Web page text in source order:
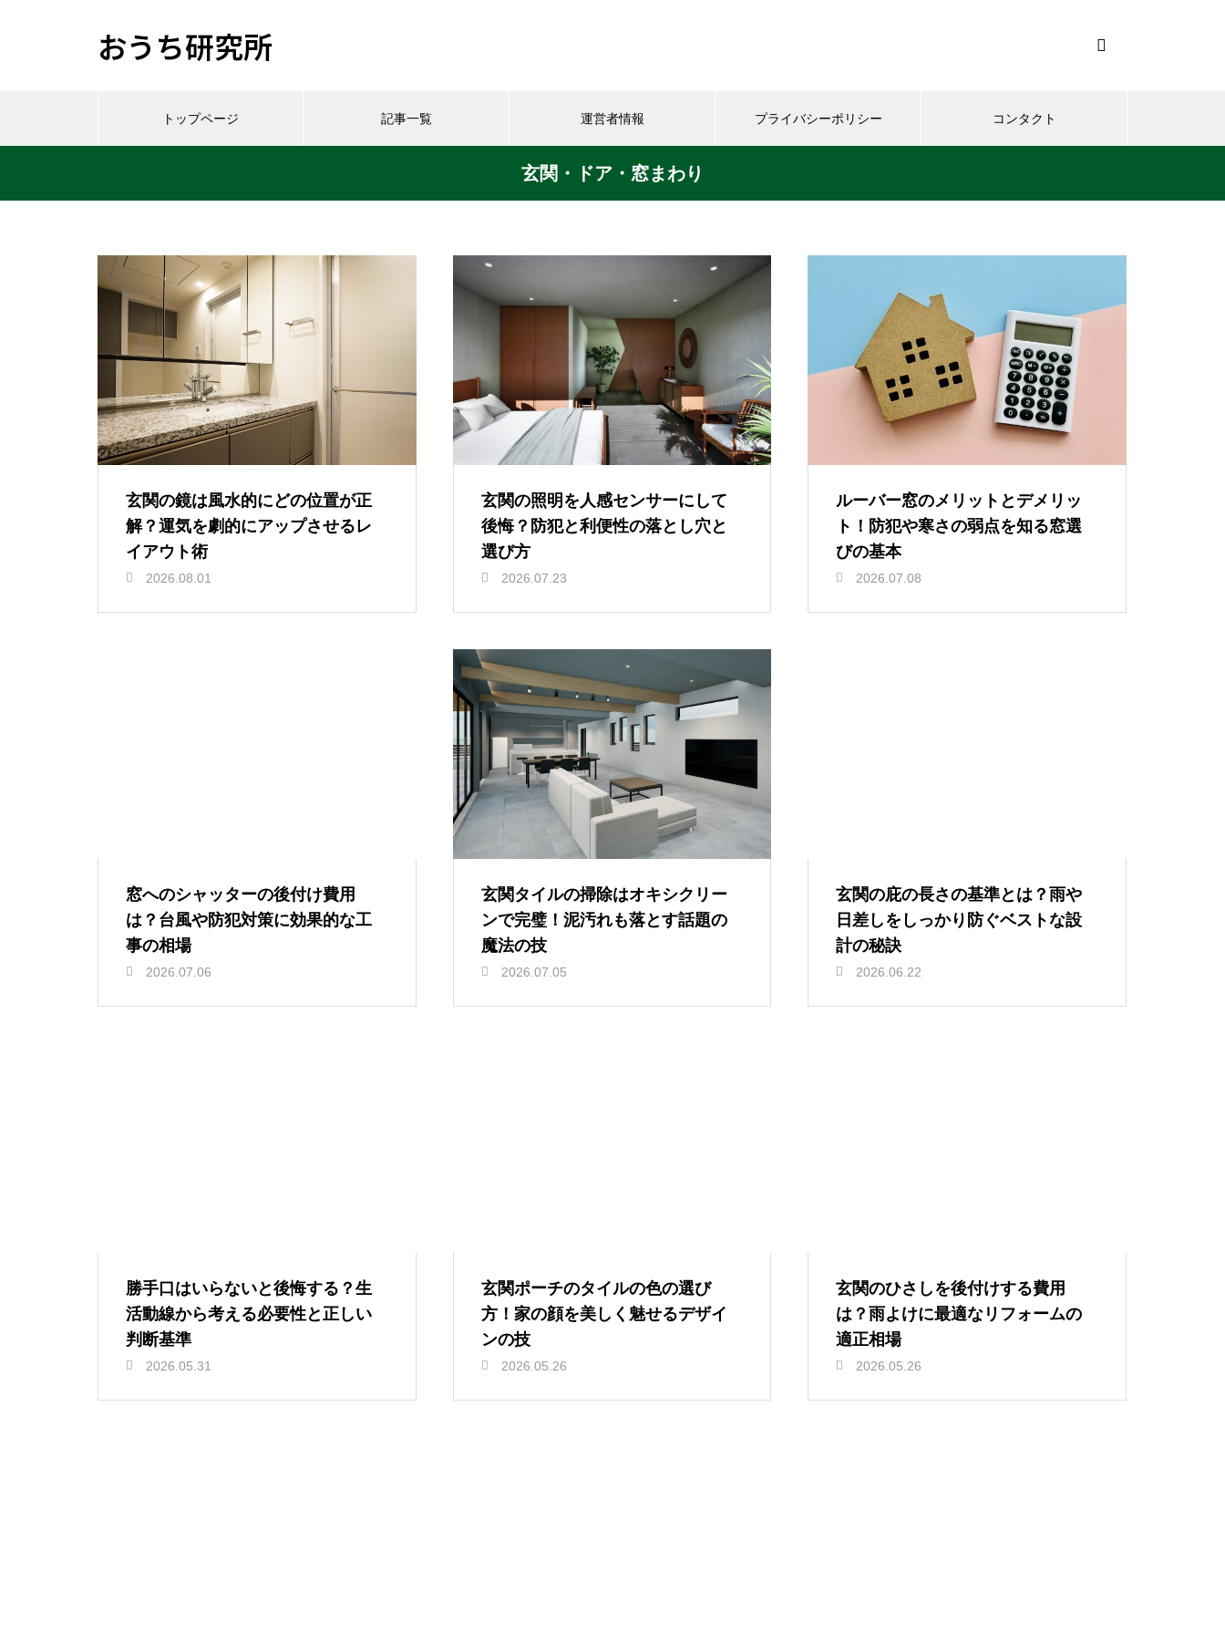
おうち研究所
トップページ 記事一覧 運営者情報 プライバシーポリシー コンタクト
玄関・ドア・窓まわり
玄関の鏡は風水的にどの位置が正
解？運気を劇的にアップさせるレ
イアウト術
2026.08.01
玄関の照明を人感センサーにして
後悔？防犯と利便性の落とし穴と
選び方
2026.07.23
ルーバー窓のメリットとデメリッ
ト！防犯や寒さの弱点を知る窓選
びの基本
2026.07.08
窓へのシャッターの後付け費用
は？台風や防犯対策に効果的な工
事の相場
2026.07.06
玄関タイルの掃除はオキシクリー
ンで完璧！泥汚れも落とす話題の
魔法の技
2026.07.05
玄関の庇の長さの基準とは？雨や
日差しをしっかり防ぐベストな設
計の秘訣
2026.06.22
勝手口はいらないと後悔する？生
活動線から考える必要性と正しい
判断基準
2026.05.31
玄関ポーチのタイルの色の選び
方！家の顔を美しく魅せるデザイ
ンの技
2026.05.26
玄関のひさしを後付けする費用
は？雨よけに最適なリフォームの
適正相場
2026.05.26